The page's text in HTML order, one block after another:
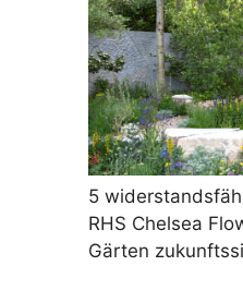
5
RHS Chelsea
Gärten